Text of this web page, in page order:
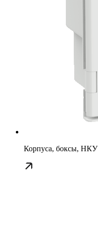
Корпуса, боксы, НКУ